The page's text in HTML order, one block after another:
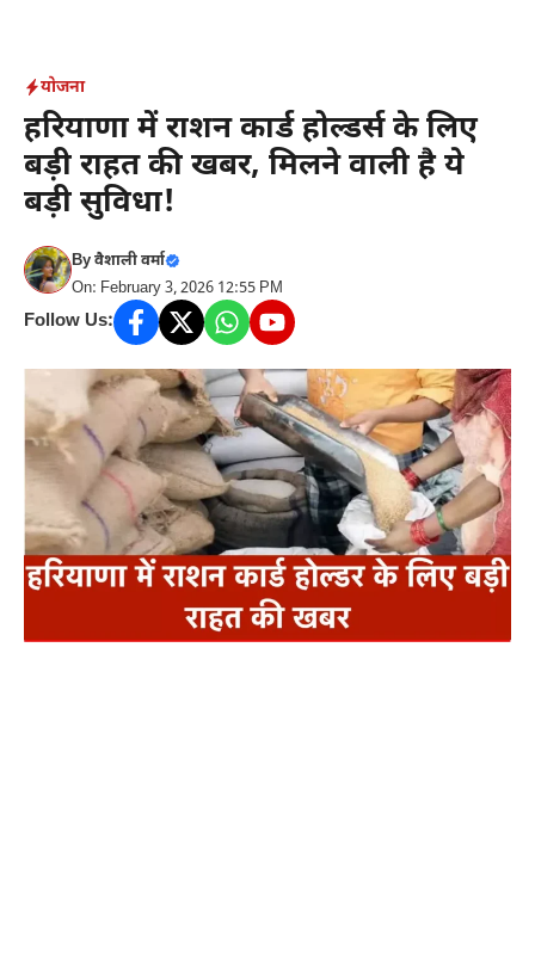
content
योजना
हरियाणा में राशन कार्ड होल्डर्स के लिए
बड़ी राहत की खबर, मिलने वाली है ये
बड़ी सुविधा!
Byवैशाली वर्मा
On: February 3, 2026 12:55 PM
Follow Us: